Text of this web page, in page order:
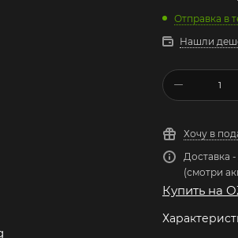
Отправка в
Нашли
Хочу в
Доставка -
(смотри
Купить на